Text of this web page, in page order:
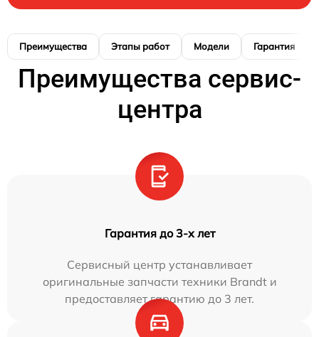
Преимущества Этапы работ Модели Гарантия
Преимущества сервис-
центра
Гарантия до 3-х лет
Сервисный центр устанавливает
оригинальные запчасти техники Brandt и
предоставляет гарантию до 3 лет.